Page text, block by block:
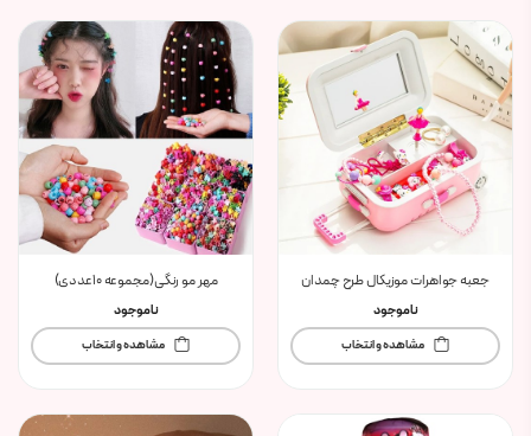
جعبه جواهرات موزیکال طرح چمدان
ناموجود
مشاهده و انتخاب
مهر مو رنگی(مجموعه 10عددی)
ناموجود
مشاهده و انتخاب